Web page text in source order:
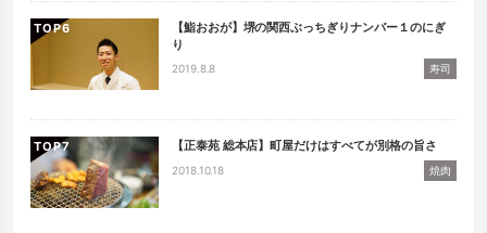
TOP
【鮨おおが】堺の関西ぶっちぎりナンバー１のにぎ
り
2019.8.8 寿司
TOP 【正泰苑 総本店】町屋だけはすべてが別格の旨さ
2018.10.18 焼肉